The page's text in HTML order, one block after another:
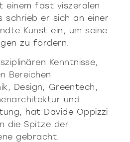
Soft Sophisticated
einem fast viszeralen
schrieb er sich an einer
Kunst ein, um seine
zu fördern.
Kenntnisse,
Bereichen
Design, Greentech,
und
hat Davide Oppizzi
die Spitze der
gebracht.